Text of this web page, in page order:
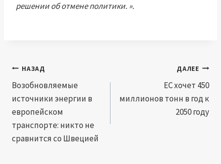
решении об отмене политики. ».
Навигация
по
записям
НАЗАД
Возобновляемые
источники энергии в
европейском
транспорте: никто не
сравнится со Швецией
ДАЛЕЕ
ЕС хочет 450
миллионов тонн в год к
2050 году